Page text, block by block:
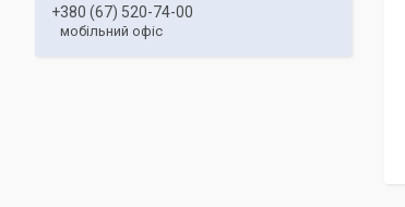
+380 (67) 520-74-00
мобільний офіс